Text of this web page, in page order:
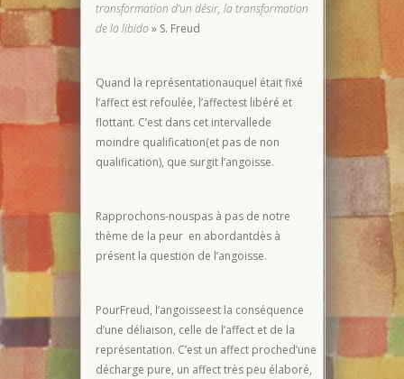
transformation d’un désir, la transformation
de la libido » S. Freud
Quand la représentationauquel était fixé
l’affect est refoulée, l’affectest libéré et
flottant. C’est dans cet intervallede
moindre qualification(et pas de non
qualification), que surgit l’angoisse.
Rapprochons-nouspas à pas de notre
thème de la peur en abordantdès à
présent la question de l’angoisse.
PourFreud, l’angoisseest la conséquence
d’une déliaison, celle de l’affect et de la
représentation. C’est un affect proched’une
décharge pure, un affect très peu élaboré,